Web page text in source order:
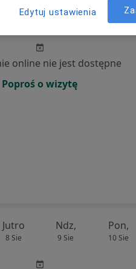
Jutro Ndz, Pon,
10 Sie
online nie jest dostępne
Poproś o wizytę
Jutro
8 Sie
Ndz,
9 Sie
Pon,
10 Sie
Edytuj ustawienia